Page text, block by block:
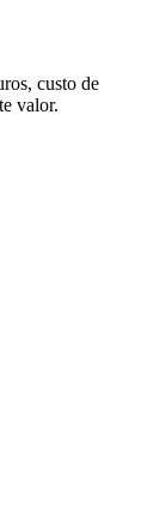
custo de
valor.